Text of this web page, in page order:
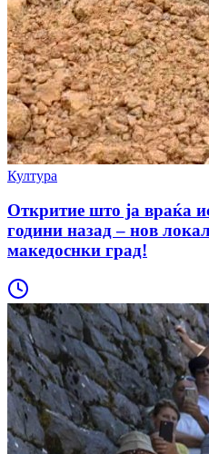
Култура
Откритие што ја враќа
години назад – нов
македоснки град!